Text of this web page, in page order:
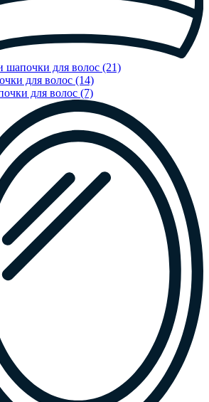
шапочки для волос (21)
для волос (14)
для волос (7)